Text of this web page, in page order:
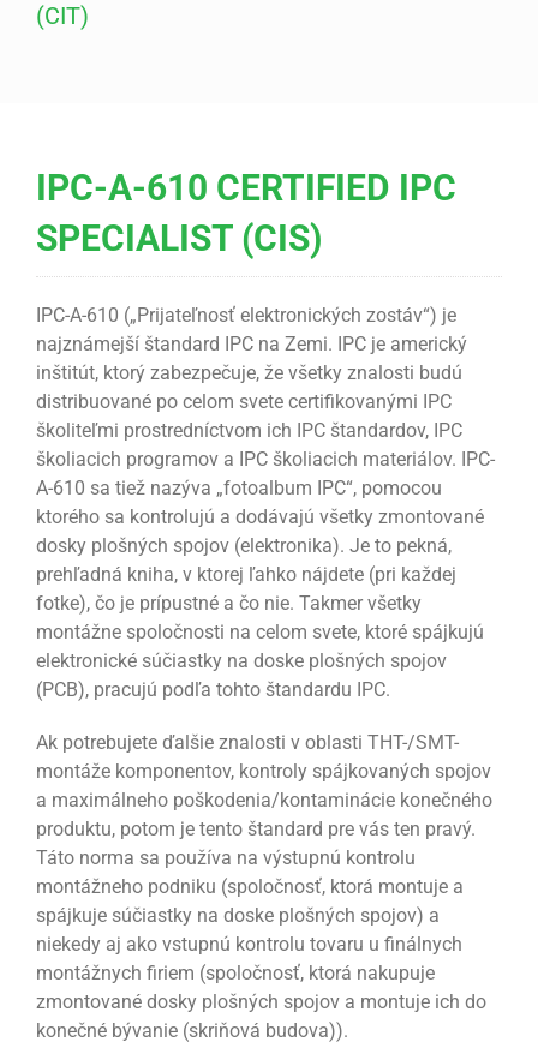
(CIT)
IPC-A-610 CERTIFIED IPC
SPECIALIST (CIS)
IPC-A-610 („Prijateľnosť elektronických zostáv“) je
najznámejší štandard IPC na Zemi. IPC je americký
inštitút, ktorý zabezpečuje, že všetky znalosti budú
distribuované po celom svete certifikovanými IPC
školiteľmi prostredníctvom ich IPC štandardov, IPC
školiacich programov a IPC školiacich materiálov. IPC-
A-610 sa tiež nazýva „fotoalbum IPC“, pomocou
ktorého sa kontrolujú a dodávajú všetky zmontované
dosky plošných spojov (elektronika). Je to pekná,
prehľadná kniha, v ktorej ľahko nájdete (pri každej
fotke), čo je prípustné a čo nie. Takmer všetky
montážne spoločnosti na celom svete, ktoré spájkujú
elektronické súčiastky na doske plošných spojov
(PCB), pracujú podľa tohto štandardu IPC.
Ak potrebujete ďalšie znalosti v oblasti THT-/SMT-
montáže komponentov, kontroly spájkovaných spojov
a maximálneho poškodenia/kontaminácie konečného
produktu, potom je tento štandard pre vás ten pravý.
Táto norma sa používa na výstupnú kontrolu
montážneho podniku (spoločnosť, ktorá montuje a
spájkuje súčiastky na doske plošných spojov) a
niekedy aj ako vstupnú kontrolu tovaru u finálnych
montážnych firiem (spoločnosť, ktorá nakupuje
zmontované dosky plošných spojov a montuje ich do
konečné bývanie (skriňová budova)).